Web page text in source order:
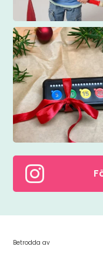

Betrodda av